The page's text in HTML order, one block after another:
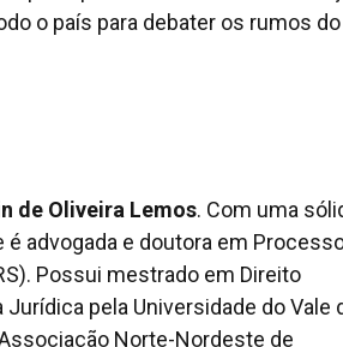
o país para debater os rumos do
de Oliveira Lemos. Com uma
advogada e doutora em
Possui mestrado em Direito
pela Universidade do Vale
Norte-Nordeste de